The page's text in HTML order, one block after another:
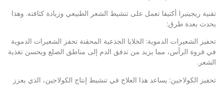
تقنية ريجينيرا أكتيفا تعمل على تنشيط الشعر الطبيعي وزيادة كثافته. وهذا
يحدث بعدة طرق:
تحفيز الشعيرات الدموية: الخلايا الجذعية المحقنة تحفز الشعيرات الدموية
في فروة الرأس، مما يزيد من تدفق الدم إلى مناطق الصلع ويحسن تغذية
الشعر.
تحفيز الكولاجين: يساعد هذا العلاج في تنشيط إنتاج الكولاجين، الذي يعزز